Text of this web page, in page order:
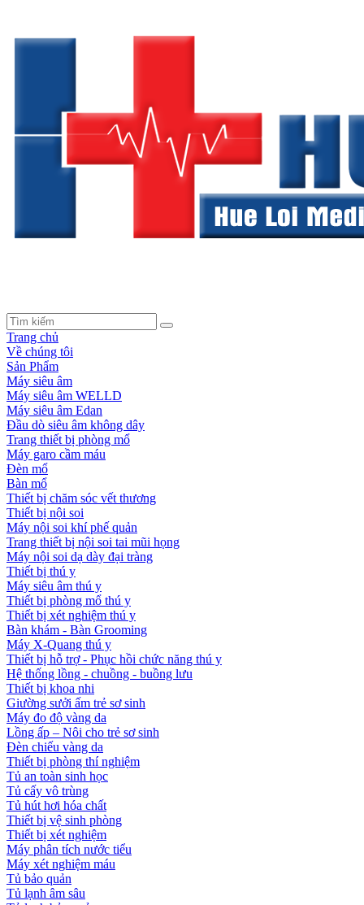
Trang chủ
Về chúng tôi
Sản Phẩm
Máy siêu âm
Máy siêu âm WELLD
Máy siêu âm Edan
Đầu dò siêu âm không dây
Trang thiết bị phòng mổ
Máy garo cầm máu
Đèn mổ
Bàn mổ
Thiết bị chăm sóc vết thương
Thiết bị nội soi
Máy nội soi khí phế quản
Trang thiết bị nội soi tai mũi họng
Máy nội soi dạ dày đại tràng
Thiết bị thú y
Máy siêu âm thú y
Thiết bị phòng mổ thú y
Thiết bị xét nghiệm thú y
Bàn khám - Bàn Grooming
Máy X-Quang thú y
Thiết bị hỗ trợ - Phục hồi chức năng thú y
Hệ thống lồng - chuồng - buồng lưu
Thiết bị khoa nhi
Giường sưởi ấm trẻ sơ sinh
Máy đo độ vàng da
Lồng ấp – Nôi cho trẻ sơ sinh
Đèn chiếu vàng da
Thiết bị phòng thí nghiệm
Tủ an toàn sinh học
Tủ cấy vô trùng
Tủ hút hơi hóa chất
Thiết bị vệ sinh phòng
Thiết bị xét nghiệm
Máy phân tích nước tiểu
Máy xét nghiệm máu
Tủ bảo quản
Tủ lạnh âm sâu